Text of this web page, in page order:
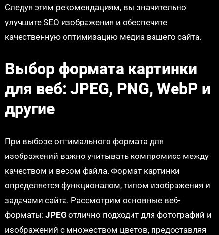
Следуя этим рекомендациям, вы значительно
улучшите SEO изображения и обеспечите
качественную оптимизацию медиа вашего сайта.
Выбор формата картинки
для веб: JPEG, PNG, WebP и
другие
При выборе оптимального формата для
изображений важно учитывать компромисс между
качеством и весом файла. Формат картинки
определяется функционалом, типом изображения и
задачами сайта. Рассмотрим основные веб-
форматы: JPEG отлично подходит для фотографий и
изображений с множеством цветов, предоставляя